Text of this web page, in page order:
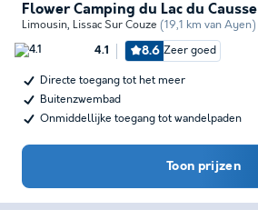
Flower Camping du Lac du Causse
Limousin, Lissac Sur Couze (19,1 km van Ayen)
4.1 8.6 Zeer goed
Directe toegang tot het meer
Buitenzwembad
Onmiddellijke toegang tot wandelpaden
Toon prijzen